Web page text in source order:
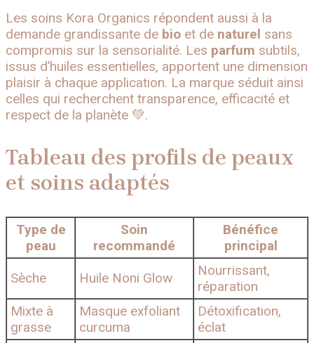
Les soins Kora Organics répondent aussi à la
demande grandissante de bio et de naturel sans
compromis sur la sensorialité. Les parfum subtils,
issus d’huiles essentielles, apportent une dimension
plaisir à chaque application. La marque séduit ainsi
celles qui recherchent transparence, efficacité et
respect de la planète 💚.
Tableau des profils de peaux
et soins adaptés
Type de
peau
Soin
recommandé
Bénéfice
principal
Sèche
Huile Noni Glow
Nourrissant,
réparation
Mixte à
grasse
Masque exfoliant
curcuma
Détoxification,
éclat